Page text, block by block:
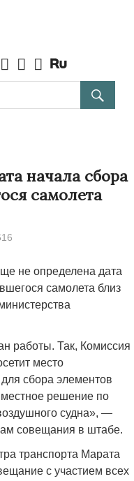
начала сбора
самолета
не определена дата
самолета близ
работы. Так, Комиссия
место
сбора элементов
решение по
судна», —
совещания в штабе.
транспорта Марата
с участием всех